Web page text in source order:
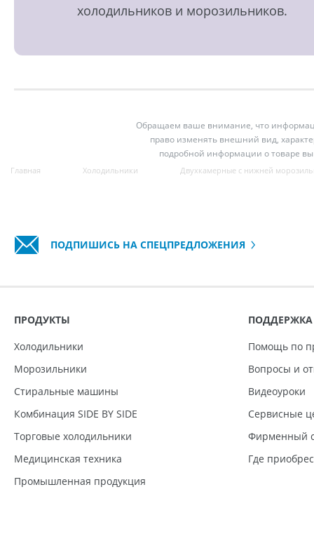
холодильников и морозильников.
Обращаем ваше внимание, что
право изменять внешний вид,
подробной информации о товаре
Главная Холодильники Двухкамерные с нижней
ПОДПИШИСЬ НА СПЕЦПРЕДЛОЖЕНИЯ
ПРОДУКТЫ
Холодильники
Морозильники
Стиральные машины
Комбинация SIDE BY SIDE
Торговые холодильники
Медицинская техника
Промышленная продукция
ПОДДЕРЖКА
Помощь по
Вопросы и
Видеоуроки
Сервисные
Фирменный
Где